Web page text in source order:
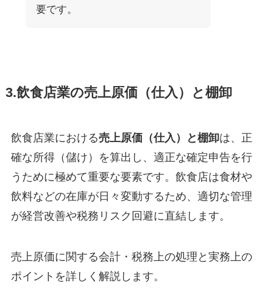
要です。
3.飲食店業の売上原価（仕入）と棚卸
飲食店業における売上原価（仕入）と棚卸は、正
確な所得（儲け）を算出し、適正な確定申告を行
うために極めて重要な要素です。飲食店は食材や
飲料などの在庫が日々変動するため、適切な管理
が経営改善や税務リスク回避に直結します。
売上原価に関する会計・税務上の処理と実務上の
ポイントを詳しく解説します。